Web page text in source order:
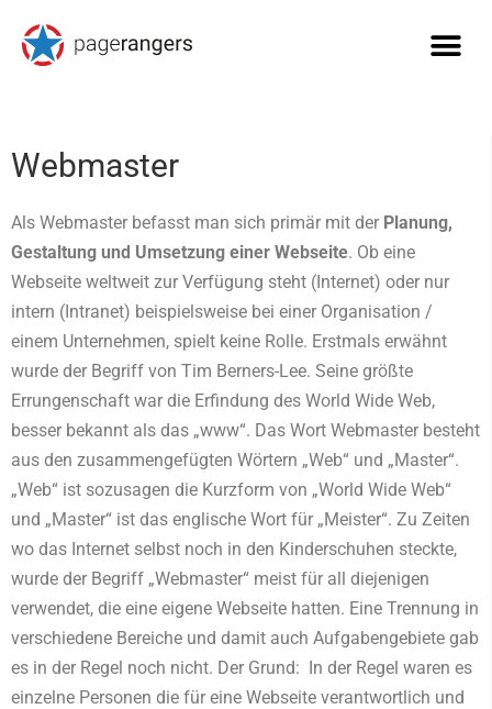
Webmaster
Als Webmaster befasst man sich primär mit der Planung,
Gestaltung und Umsetzung einer Webseite. Ob eine
Webseite weltweit zur Verfügung steht (Internet) oder nur
intern (Intranet) beispielsweise bei einer Organisation /
einem Unternehmen, spielt keine Rolle. Erstmals erwähnt
wurde der Begriff von Tim Berners-Lee. Seine größte
Errungenschaft war die Erfindung des World Wide Web,
besser bekannt als das „www“. Das Wort Webmaster besteht
aus den zusammengefügten Wörtern „Web“ und „Master“.
„Web“ ist sozusagen die Kurzform von „World Wide Web“
und „Master“ ist das englische Wort für „Meister“. Zu Zeiten
wo das Internet selbst noch in den Kinderschuhen steckte,
wurde der Begriff „Webmaster“ meist für all diejenigen
verwendet, die eine eigene Webseite hatten. Eine Trennung in
verschiedene Bereiche und damit auch Aufgabengebiete gab
es in der Regel noch nicht. Der Grund: In der Regel waren es
einzelne Personen die für eine Webseite verantwortlich und